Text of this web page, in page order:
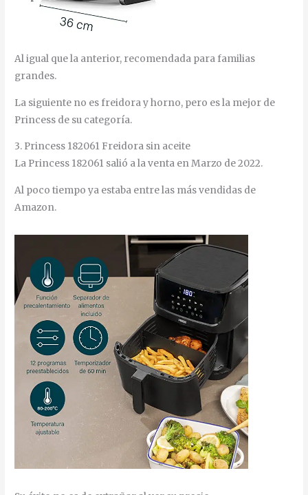
Al igual que la anterior, recomendada para familias
grandes.
La siguiente no es freidora y horno, pero es la mejor de
Princess de su categoría.
3. Princess 182061 Freidora sin aceite
La Princess 182061 salió a la venta en Marzo de 2022.
Al poco tiempo ya estaba entre las más vendidas de
Amazon.